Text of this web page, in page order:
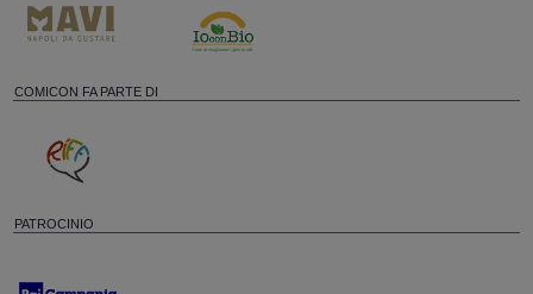
COMICON FA PARTE DI
PATROCINIO